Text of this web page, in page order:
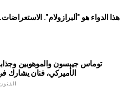
هذا الدواء هو "ألبرازولام".
توماس جيبسون والموهوبين
الأميركي، فنان يشارك